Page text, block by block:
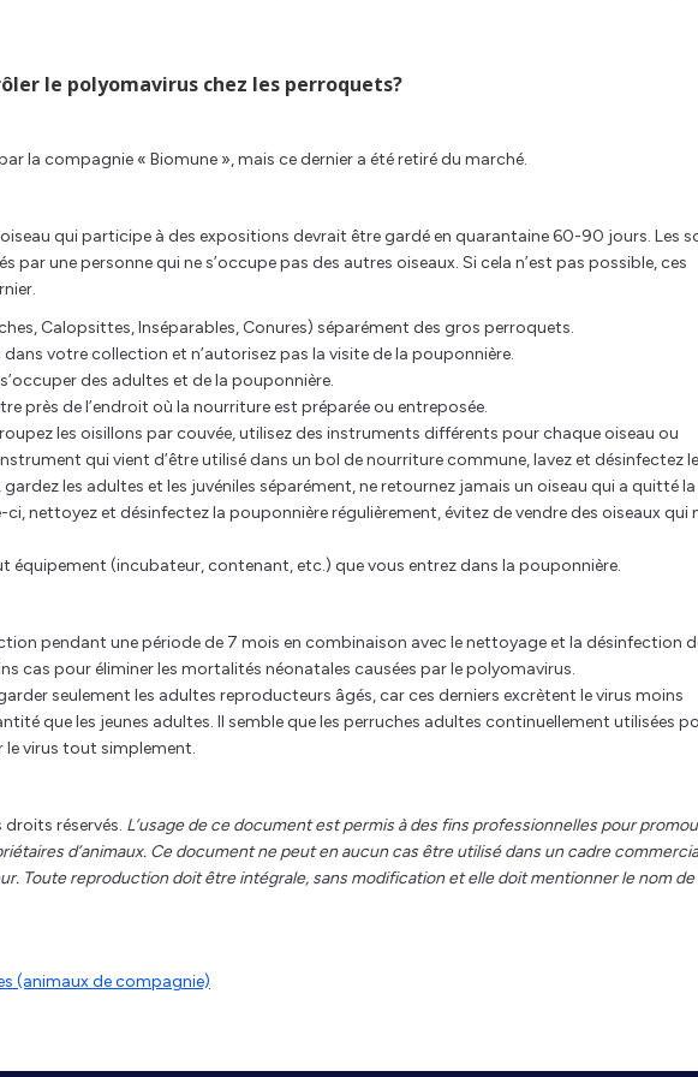
le polyomavirus chez les perroquets?
la compagnie « Biomune », mais ce dernier a été retiré du marché.
qui participe à des expositions devrait être gardé en quarantaine 60-90 jours. Les
par une personne qui ne s’occupe pas des autres oiseaux. Si cela n’est pas possible, ces
Calopsittes, Inséparables, Conures) séparément des gros perroquets.
votre collection et n’autorisez pas la visite de la pouponnière.
des adultes et de la pouponnière.
près de l’endroit où la nourriture est préparée ou entreposée.
les oisillons par couvée, utilisez des instruments différents pour chaque oiseau ou
qui vient d’être utilisé dans un bol de nourriture commune, lavez et désinfectez
les adultes et les juvéniles séparément, ne retournez jamais un oiseau qui a quitté la
ci, nettoyez et désinfectez la pouponnière régulièrement, évitez de vendre des oiseaux qui
équipement (incubateur, contenant, etc.) que vous entrez dans la pouponnière.
pendant une période de 7 mois en combinaison avec le nettoyage et la désinfection
cas pour éliminer les mortalités néonatales causées par le polyomavirus.
seulement les adultes reproducteurs âgés, car ces derniers excrètent le virus moins
que les jeunes adultes. Il semble que les perruches adultes continuellement utilisées
le virus tout simplement.
droits réservés. L’usage de ce document est permis à des fins professionnelles pour
d’animaux. Ce document ne peut en aucun cas être utilisé dans un cadre
Toute reproduction doit être intégrale, sans modification et elle doit mentionner le nom de
(animaux de compagnie)